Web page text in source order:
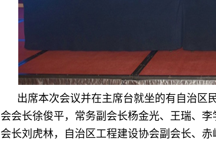
出席本次会议并在主席台就坐的有自治区
会会长徐俊平，常务副会长杨金光、王瑞、
会长刘虎林，自治区工程建设协会副会长、